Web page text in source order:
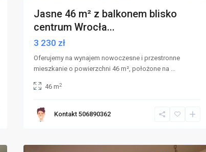
Jasne 46 m² z balkonem blisko
centrum Wrocła...
3 230 zł
Oferujemy na wynajem nowoczesne i przestronne
mieszkanie o powierzchni 46 m², położone na ...
46 m2
Kontakt 506890362